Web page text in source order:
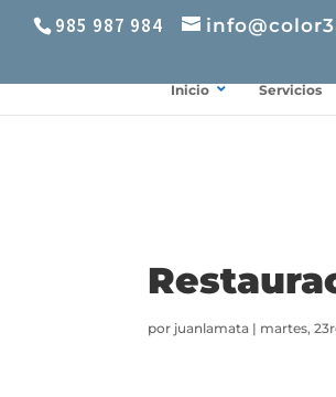
985 987 984
Inicio Servicios
por juanlamata | martes,